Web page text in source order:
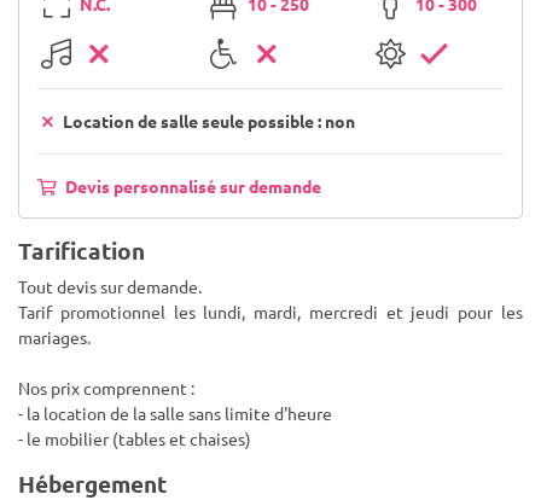
Location de salle seule possible : non
Devis personnalisé sur demande
Tarification
Tout devis sur demande.
Tarif promotionnel les lundi, mardi, mercredi et jeudi pour les
mariages.
Nos prix comprennent :
- la location de la salle sans limite d'heure
- le mobilier (tables et chaises)
Hébergement